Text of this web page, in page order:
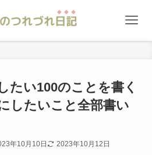
たい100のことを書く
したいこと全部書い
年10月10日 2023年10月12日